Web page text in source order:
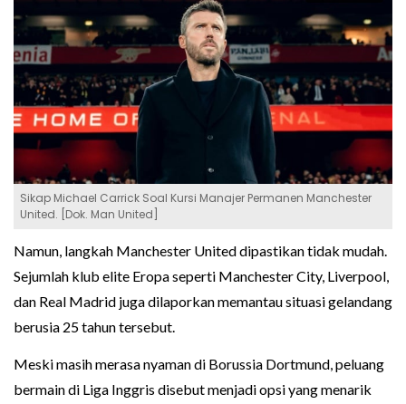
Sikap Michael Carrick Soal Kursi Manajer Permanen Manchester
United. [Dok. Man United]
Namun, langkah Manchester United dipastikan tidak mudah.
Sejumlah klub elite Eropa seperti Manchester City, Liverpool,
dan Real Madrid juga dilaporkan memantau situasi gelandang
berusia 25 tahun tersebut.
Meski masih merasa nyaman di Borussia Dortmund, peluang
bermain di Liga Inggris disebut menjadi opsi yang menarik